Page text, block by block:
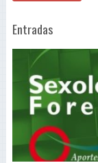
Entradas